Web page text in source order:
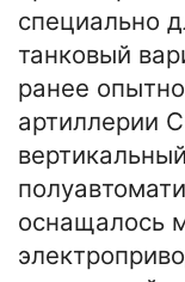
специально
танковый
ранее
артиллерии
оснащалось